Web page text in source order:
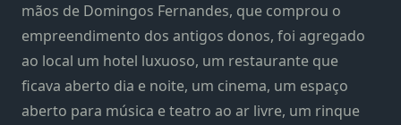
mãos de Domingos Fernandes, que comprou o
empreendimento dos antigos donos, foi agregado
ao local um hotel luxuoso, um restaurante que
ficava aberto dia e noite, um cinema, um espaço
aberto para música e teatro ao ar livre, um rinque